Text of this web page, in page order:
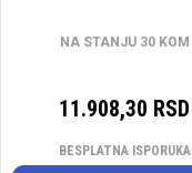
NA STANJU 30 KOM
11.908,30 RSD
BESPLATNA ISPORUKA